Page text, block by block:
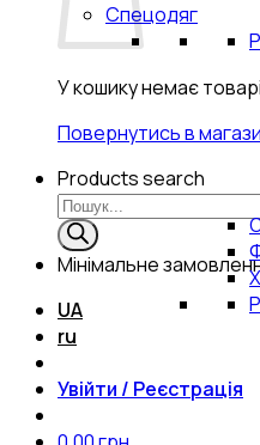
У кошику немає
Повернутись в
Products search
Мінімальне
UA
ru
Увійти / Реєстрація
Спецодяг